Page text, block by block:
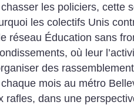
les policiers, cette
les colectifs Unis
réseau Éducation sans
où leur
des
mois au métro
rafles, dans une